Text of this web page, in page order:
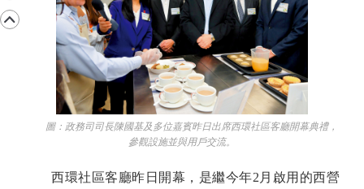
圖：政務司司長陳國基及多位嘉賓昨日出席西環社區客廳開幕典禮，
參觀設施並與用戶交流。
西環社區客廳昨日開幕，是繼今年2月啟用的西營